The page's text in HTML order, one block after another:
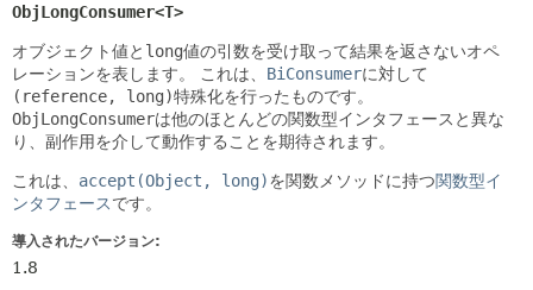
ヘルプ
ObjLongConsumer<T>
オブジェクト値と long値の引数を受け取って結果を返さないオペ
レーションを表します。
これは、 BiConsumerに対して
(reference, long)特殊化を行ったものです。
ObjLongConsumerは他のほとんどの関数型インタフェースと異な
り、副作用を介して動作することを期待されます。
これは、 accept(Object, long)を関数メソッドに持つ関数型イ
ンタフェースです。
導入されたバージョン:
1.8